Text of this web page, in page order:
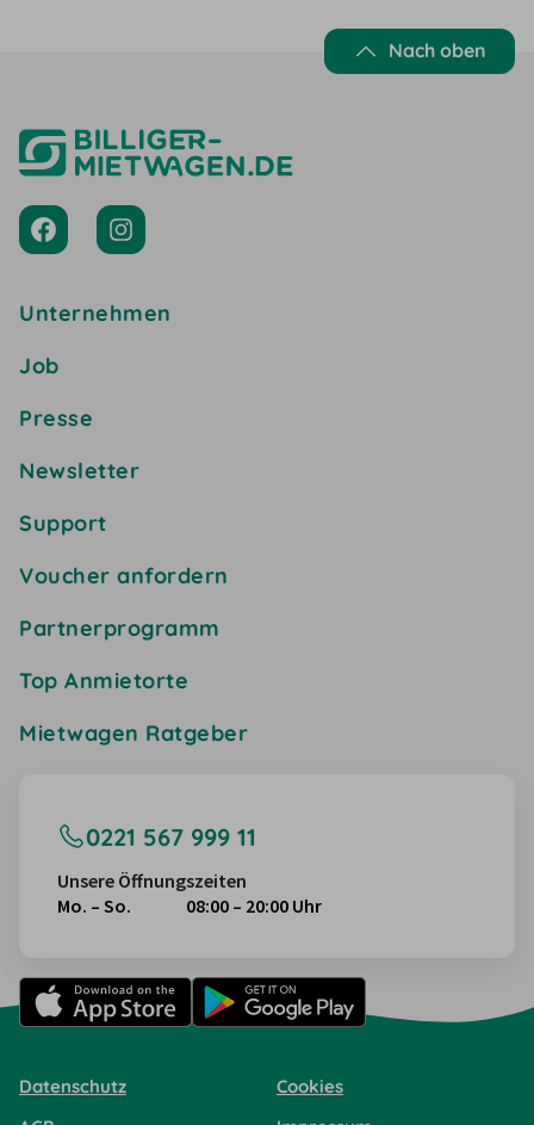
Nach oben
Unternehmen
Job
Presse
Newsletter
Support
Voucher anfordern
Partnerprogramm
Top Anmietorte
Mietwagen Ratgeber
0221 567 999 11
Unsere Öffnungszeiten
Mo. – So.
08:00 – 20:00 Uhr
Datenschutz
Cookies